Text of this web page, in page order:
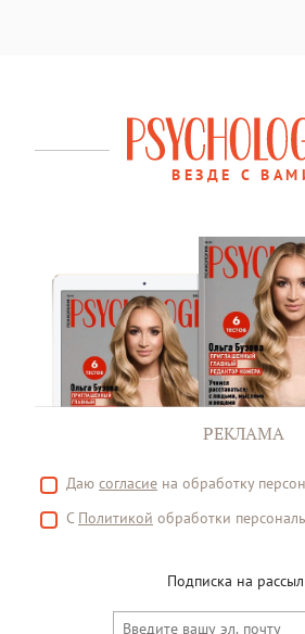
ВЕЗДЕ С
РЕКЛАМА
Даю согласие на обработку
С Политикой обработки
Подписка на